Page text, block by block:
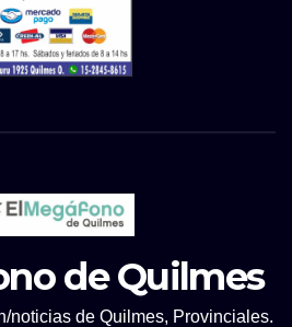
de Quilmes
noticias de Quilmes, Provinciales.